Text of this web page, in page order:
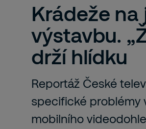
Krádeže
výstavbu.
drží hlídku
Reportáž České
specifické problémy
mobilního